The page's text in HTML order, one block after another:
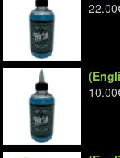
22.00
10.00